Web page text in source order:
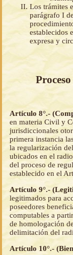
Los trámites
parágrafo I
establecidos
expresa y
Artículo 8°.-
en materia Civil y
jurisdiccionales
primera instancia
la regularización
ubicados en el
del proceso de
establecido en el
Artículo 9°.-
legitimados para
poseedores
computables a
de homologación
delimitación del
Artículo 10°.-